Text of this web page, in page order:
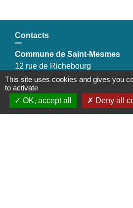
Contacts
Commune de Saint-Mesmes
12 rue de Richebourg
77410 Saint-Mesmes - FRANCE
+33 1 60 26 24 20
This site uses cookies and gives you
to activate
OK, accept all
Deny all